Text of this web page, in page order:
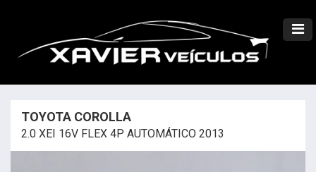
TOYOTA COROLLA
2.0 XEI 16V FLEX 4P AUTOMÁTICO 2013